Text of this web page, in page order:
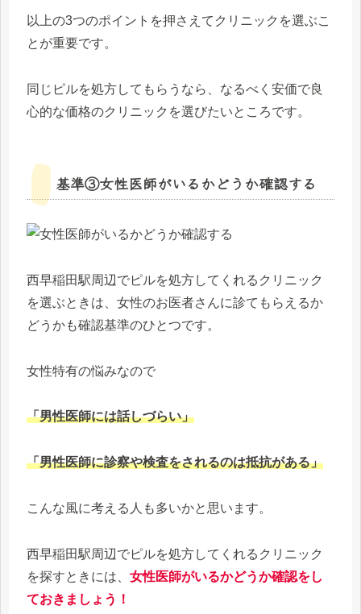
以上の3つのポイントを押さえてクリニックを選ぶこ
とが重要です。
同じピルを処方してもらうなら、なるべく安価で良
心的な価格のクリニックを選びたいところです。
基準③女性医師がいるかどうか確認する
西早稲田駅周辺でピルを処方してくれるクリニック
を選ぶときは、女性のお医者さんに診てもらえるか
どうかも確認基準のひとつです。
女性特有の悩みなので
「男性医師には話しづらい」
「男性医師に診察や検査をされるのは抵抗がある」
こんな風に考える人も多いかと思います。
西早稲田駅周辺でピルを処方してくれるクリニック
を探すときには、 女性医師がいるかどうか確認をし
ておきましょう！